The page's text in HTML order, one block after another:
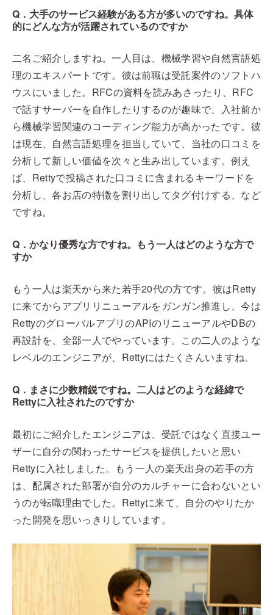
Q．大手のサービス経験がある方が多いのですね。具体
的にどんな方が活躍されているのですか
二名ご紹介しますね。一人目は、機械学習や自然言語処
理のエキスパートです。彼は前職は受託案件のソフトハ
ウスにいました。RFCの資料を読みあさったり、RFC
で話すサーバーを自作したりするのが趣味で、入社前か
ら機械学習関連のコーディング能力が高かったです。彼
は現在、自然言語処理を担当していて、当社の口コミを
分析して新しい価値を次々と生み出しています。例え
ば、Rettyで投稿された口コミに含まれるキーワードを
分析し、各お店の特徴を割り出してタグ付けする、など
ですね。
Q．かなり優秀な方ですね。もう一人はどのような方で
すか
もう一人は楽天から来た若手20代の方です。彼はRetty
に来てからアプリリニューアルをガンガン推進し、今は
RettyのグローバルアプリのAPIのリニューアルやDBの
再設計を、全部一人でやっています。この二人のような
レベルのエンジニアが、Rettyにはたくさんいますね。
Q．まさに少数精鋭ですね。二人はどのような経緯で
Rettyに入社されたのですか
最初にご紹介したエンジニアは、受託ではなく直接ユー
ザーに自分の関わったサービスを提供したいと思い
Rettyに入社しました。もう一人の楽天出身の若手の方
は、配属された部署が自分のカルチャーに合わないとい
うのが転職理由でした。Rettyに来て、自分のやりたか
った開発を思いっきりしています。